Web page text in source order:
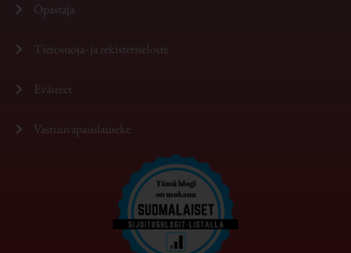
Opastaja
Tietosuoja- ja rekisteriseloste
Evästeet
Vastuuvapauslauseke